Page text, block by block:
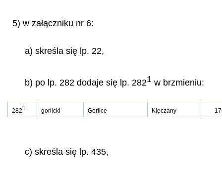
5) w załączniku nr 6:
a) skreśla się lp. 22,
b) po lp. 282 dodaje się lp. 2821 w brzmieniu:
2821 gorlicki Gorlice Klęczany
c) skreśla się lp. 435,